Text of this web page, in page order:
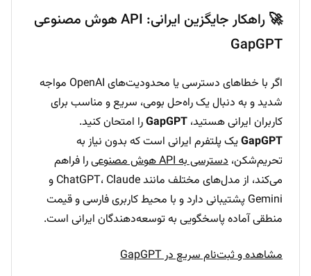
🚀 راهکار جایگزین ایرانی: API هوش مصنوعی
GapGPT
اگر با خطاهای دسترسی یا محدودیت‌های OpenAI مواجه
شدید و به دنبال یک راه‌حل بومی، سریع و مناسب برای
کاربران ایرانی هستید، GapGPTرا امتحان کنید.
GapGPTیک پلتفرم ایرانی است که بدون نیاز به
تحریم‌شکن، دسترسی به API هوش مصنوعی
را فراهم
می‌کند، از مدل‌های مختلف مانند ChatGPT، Claude و
Gemini پشتیبانی دارد و با محیط کاربری فارسی و قیمت
منطقی آماده پاسخگویی به توسعه‌دهندگان ایرانی است.
مشاهده و ثبت‌نام سریع در GapGPT